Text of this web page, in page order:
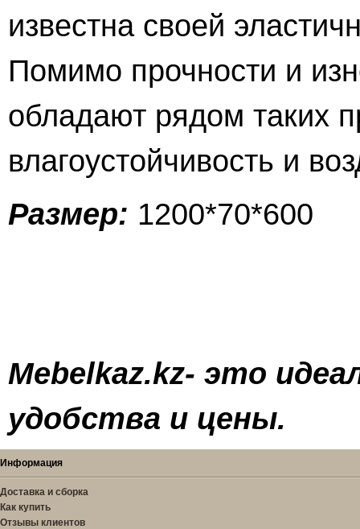
известна своей
Помимо прочности и
обладают рядом таких
влагоустойчивость и
Размер: 1200*70*600
Mebelkaz.kz- это
удобства и цены.
Информация
Доставка и сборка
Как купить
Отзывы клиентов